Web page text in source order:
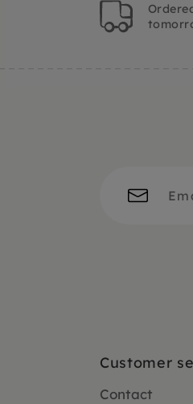
Customer
Contact